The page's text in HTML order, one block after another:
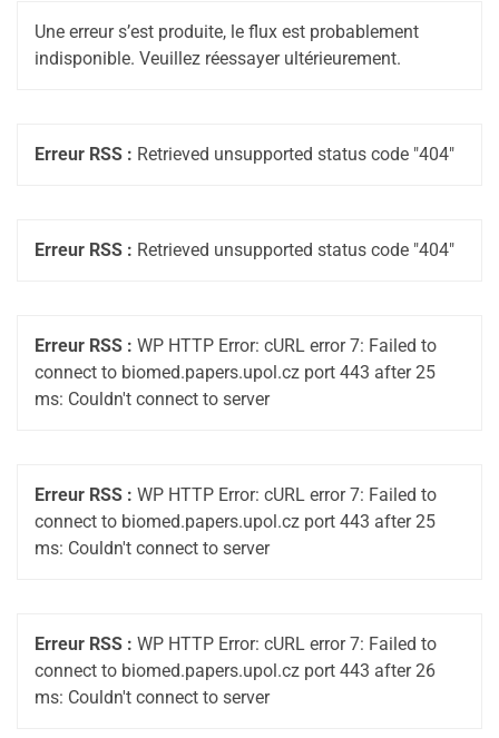
Une erreur s’est produite, le flux est probablement
indisponible. Veuillez réessayer ultérieurement.
Erreur RSS : Retrieved unsupported status code "404"
Erreur RSS : Retrieved unsupported status code "404"
Erreur RSS : WP HTTP Error: cURL error 7: Failed to
connect to biomed.papers.upol.cz port 443 after 25
ms: Couldn't connect to server
Erreur RSS : WP HTTP Error: cURL error 7: Failed to
connect to biomed.papers.upol.cz port 443 after 25
ms: Couldn't connect to server
Erreur RSS : WP HTTP Error: cURL error 7: Failed to
connect to biomed.papers.upol.cz port 443 after 26
ms: Couldn't connect to server